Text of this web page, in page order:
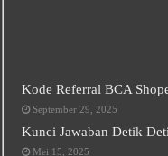
Kode Referral BCA
September 29, 2025
Kunci Jawaban Detik
Mei 15, 2025